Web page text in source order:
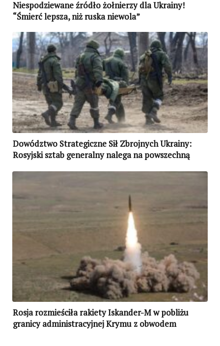
Niespodziewane źródło żołnierzy dla Ukrainy!
“Śmierć lepsza, niż ruska niewola”
Dowództwo Strategiczne Sił Zbrojnych Ukrainy:
Rosyjski sztab generalny nalega na powszechną
Rosja rozmieściła rakiety Iskander-M w pobliżu
granicy administracyjnej Krymu z obwodem